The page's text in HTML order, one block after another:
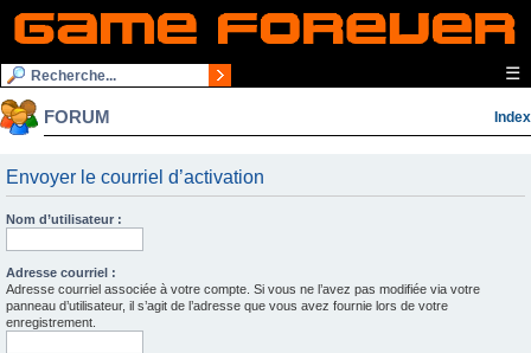
☰
FORUM Index
Envoyer le courriel d’activation
Nom d’utilisateur :
Adresse courriel :
Adresse courriel associée à votre compte. Si vous ne l’avez pas modifiée via votre
panneau d’utilisateur, il s’agit de l’adresse que vous avez fournie lors de votre
enregistrement.